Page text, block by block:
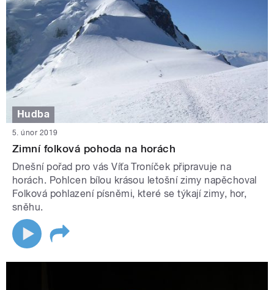
Hudba
5. únor 2019
Zimní folková pohoda na horách
Dnešní pořad pro vás Víťa Troníček připravuje na
horách. Pohlcen bílou krásou letošní zimy napěchoval
Folková pohlazení písněmi, které se týkají zimy, hor,
sněhu.